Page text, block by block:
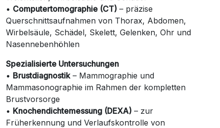
• Computertomographie (CT) – präzise
Querschnittsaufnahmen von Thorax, Abdomen,
Wirbelsäule, Schädel, Skelett, Gelenken, Ohr und
Nasennebenhöhlen
Spezialisierte Untersuchungen
• Brustdiagnostik– Mammographie und
Mammasonographie im Rahmen der kompletten
Brustvorsorge
• Knochendichtemessung (DEXA) – zur
Früherkennung und Verlaufskontrolle von